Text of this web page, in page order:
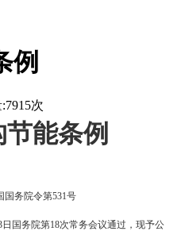
例
7915次
能条例
国务院令第531号
日国务院第18次常务会议通过，现予公